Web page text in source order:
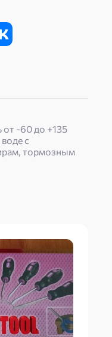
от -60 до +135
с
тормозным